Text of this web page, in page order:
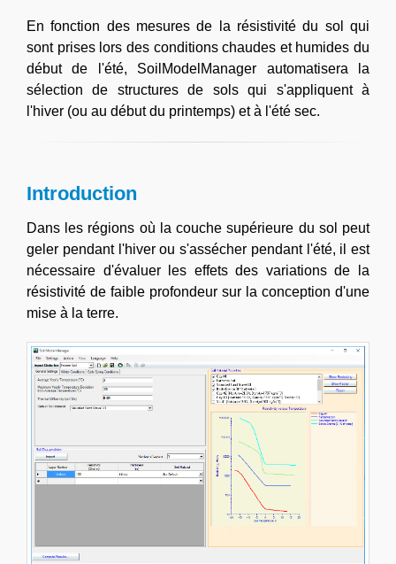
En fonction des mesures de la résistivité du sol qui
sont prises lors des conditions chaudes et humides du
début de l'été, SoilModelManager automatisera la
sélection de structures de sols qui s'appliquent à
l'hiver (ou au début du printemps) et à l'été sec.
Introduction
Dans les régions où la couche supérieure du sol peut
geler pendant l'hiver ou s'assécher pendant l'été, il est
nécessaire d'évaluer les effets des variations de la
résistivité de faible profondeur sur la conception d'une
mise à la terre.